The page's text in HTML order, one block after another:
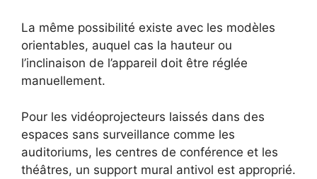
La même possibilité existe avec les modèles
orientables, auquel cas la hauteur ou
l’inclinaison de l’appareil doit être réglée
manuellement.
Pour les vidéoprojecteurs laissés dans des
espaces sans surveillance comme les
auditoriums, les centres de conférence et les
théâtres, un support mural antivol est approprié.